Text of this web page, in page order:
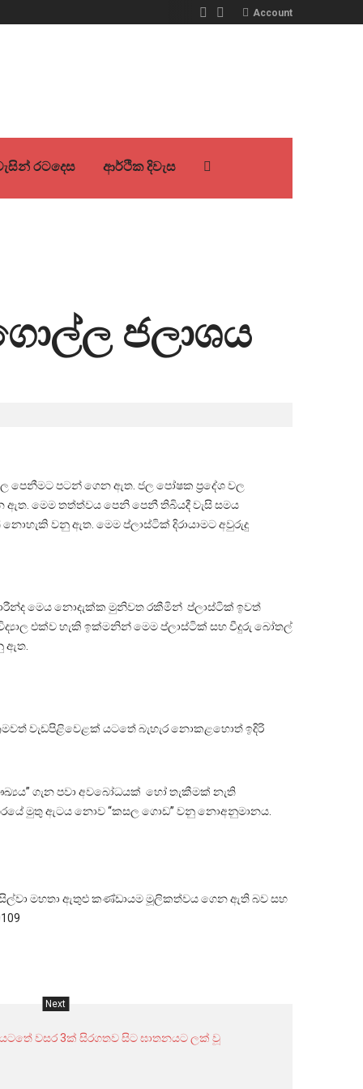
Account
රටදෙස ආර්ථික දිවැස
ජලාශය
පටන් ගෙන ඇත. ජල පෝෂක ප්‍රදේශ වල
ඇත. මෙම තත්ත්වය පෙනි පෙනී තිබියදී වැසි සමය
වනු ඇත. මෙම ප්ලාස්ටික් දිරායාමට අවුරුදු
මෙය නොදැක්ක මුනිවත රකීමින් ප්ලාස්ටික් ඉවත්
එක්ව හැකි ඉක්මනින් මෙම ප්ලාස්ටික් සහ වීදුරු බෝතල්
ඇත.
වැඩපිළිවෙළක් යටතේ බැහැර නොකළහොත් ඉදිරි
ගැන පවා අවබෝධයක් හෝ තැකීමක් නැති
මුතු ඇටය නොව “කසල ගොඩ” වනු නොඅනුමානය.
සිල්වා මහතා ඇතුළු කණ්ඩායම මූලිකත්වය ගෙන ඇති බව සහ
Next